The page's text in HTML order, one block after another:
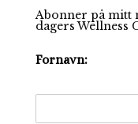
Abonner på mitt
dagers Wellness
Fornavn: